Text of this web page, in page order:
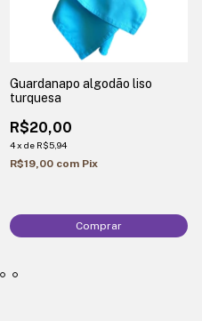
Guardanapo algodão liso
turquesa
R$20,00
4x de R$5,94
R$19,00 com Pix